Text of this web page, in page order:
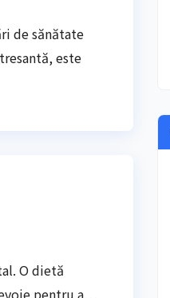
de sănătate
este
O dietă
pentru a…